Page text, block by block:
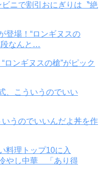
ニで割引おにぎりは〝絶
ロンギヌスの槍”がピック
うのでいいんだよ丼を作